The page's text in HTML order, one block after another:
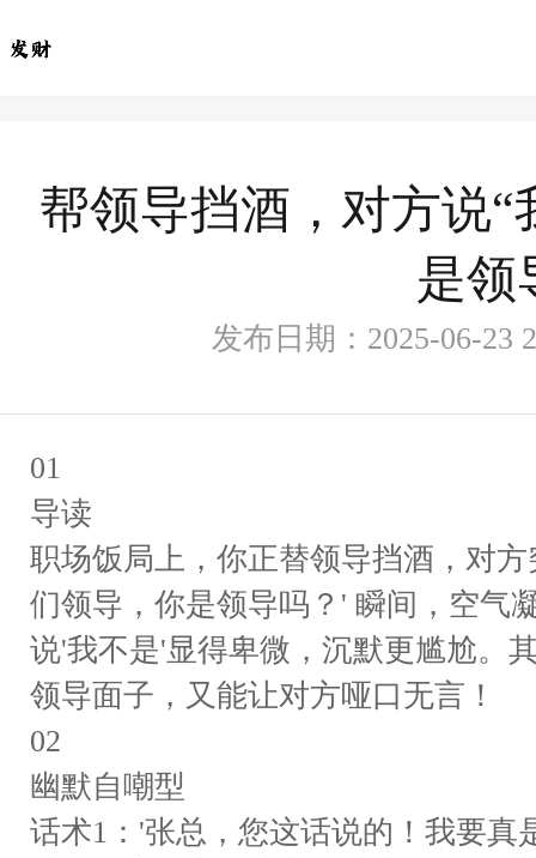
帮领导挡酒，对方说
是领
发布日期：2025-06-
01
导读
职场饭局上，你正替领导挡酒，对
们领导，你是领导吗？' 瞬间，空气
说'我不是'显得卑微，沉默更尴尬。
领导面子，又能让对方哑口无言！
02
幽默自嘲型
话术1：'张总，您这话说的！我要